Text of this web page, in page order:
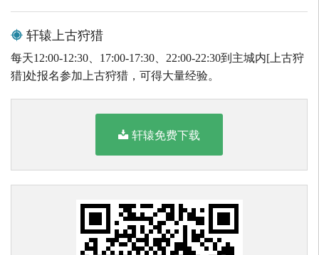
轩辕上古狩猎
每天12:00-12:30、17:00-17:30、22:00-22:30到主城内[上古狩
猎]处报名参加上古狩猎，可得大量经验。
轩辕免费下载